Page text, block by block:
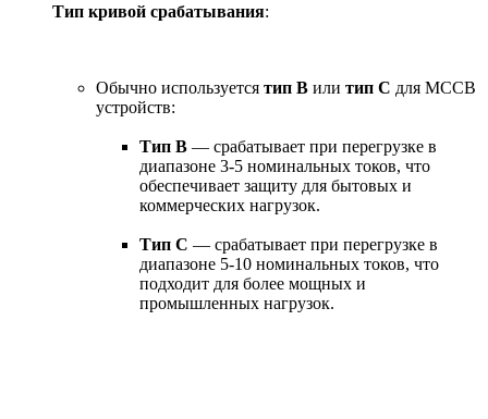
Тип кривой срабатывания:
Обычно используется тип B или тип C для MCCB
устройств:
Тип B — срабатывает при перегрузке в
диапазоне 3-5 номинальных токов, что
обеспечивает защиту для бытовых и
коммерческих нагрузок.
Тип C — срабатывает при перегрузке в
диапазоне 5-10 номинальных токов, что
подходит для более мощных и
промышленных нагрузок.